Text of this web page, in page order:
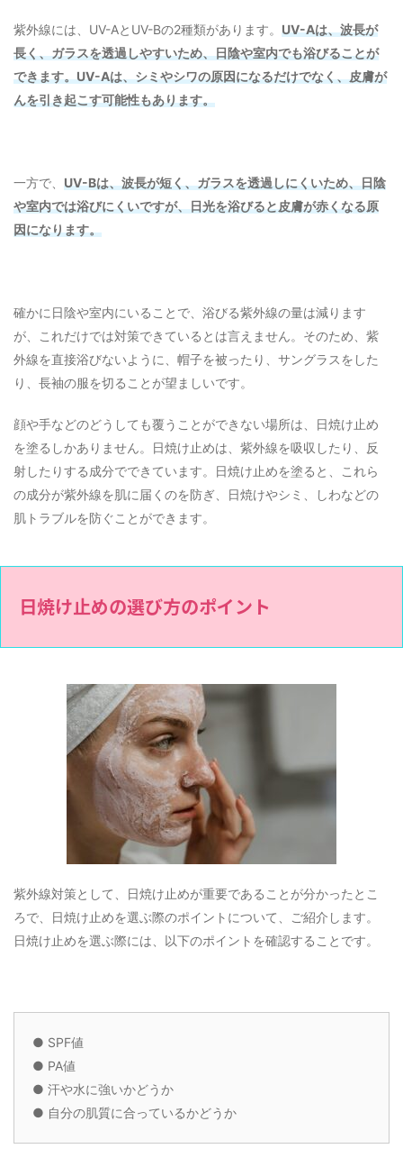
紫外線には、UV-AとUV-Bの2種類があります。 UV-Aは、波長が
長く、ガラスを透過しやすいため、日陰や室内でも浴びることが
できます。UV-Aは、シミやシワの原因になるだけでなく、皮膚が
んを引き起こす可能性もあります。
一方で、 UV-Bは、波長が短く、ガラスを透過しにくいため、日陰
や室内では浴びにくいですが、日光を浴びると皮膚が赤くなる原
因になります。
確かに日陰や室内にいることで、浴びる紫外線の量は減ります
が、これだけでは対策できているとは言えません。そのため、紫
外線を直接浴びないように、帽子を被ったり、サングラスをした
り、長袖の服を切ることが望ましいです。
顔や手などのどうしても覆うことができない場所は、日焼け止め
を塗るしかありません。日焼け止めは、紫外線を吸収したり、反
射したりする成分でできています。日焼け止めを塗ると、これら
の成分が紫外線を肌に届くのを防ぎ、日焼けやシミ、しわなどの
肌トラブルを防ぐことができます。
日焼け止めの選び方のポイント
紫外線対策として、日焼け止めが重要であることが分かったとこ
ろで、日焼け止めを選ぶ際のポイントについて、ご紹介します。
日焼け止めを選ぶ際には、以下のポイントを確認することです。
● SPF値
● PA値
● 汗や水に強いかどうか
● 自分の肌質に合っているかどうか